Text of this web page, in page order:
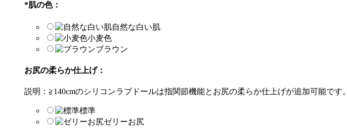
*肌の色：
自然な白い肌
小麦色
ブラウン
お尻の柔らか仕上げ：
説明：≧140cmのシリコンラブドールは指関節機能とお尻の柔らか仕上げが追加可能です。
標準
ゼリーお尻